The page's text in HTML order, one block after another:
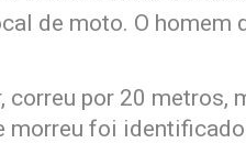
de moto. O homem
correu por 20 metros,
morreu foi